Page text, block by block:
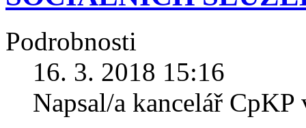
Podrobnosti
16. 3. 2018 15:16
Napsal/a kancelář